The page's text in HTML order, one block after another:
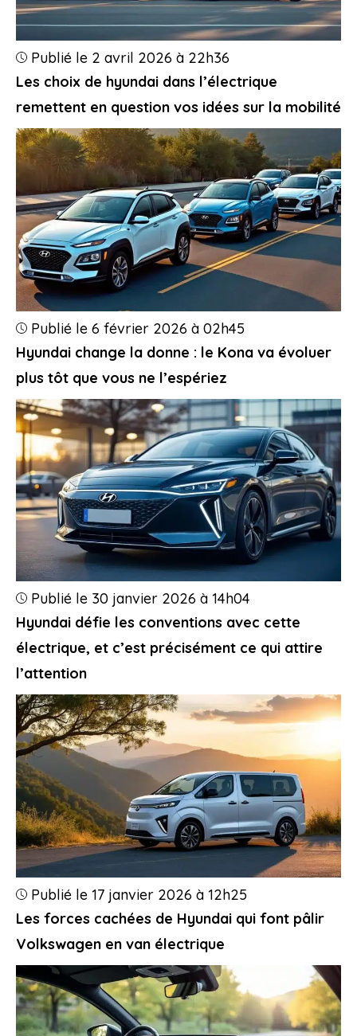
Les choix de hyundai dans l’électrique
remettent en question vos idées sur la mobilité
Publié le 2 avril 2026 à 22h36
Hyundai change la donne : le Kona va évoluer
plus tôt que vous ne l’espériez
Publié le 6 février 2026 à 02h45
Hyundai défie les conventions avec cette
électrique, et c’est précisément ce qui attire
l’attention
Publié le 30 janvier 2026 à 14h04
Les forces cachées de Hyundai qui font pâlir
Volkswagen en van électrique
Publié le 17 janvier 2026 à 12h25